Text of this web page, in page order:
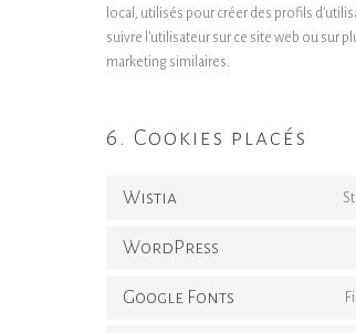
local, utilisés pour créer des profils
suivre l’utilisateur sur ce site web ou sur
marketing similaires.
6. Cookies placés
Wistia
WordPress
Google Fonts